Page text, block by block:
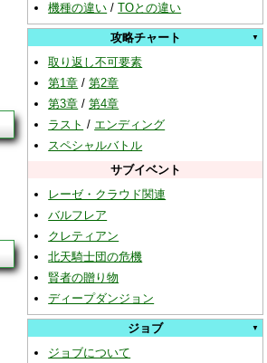
機種の違い /TOとの違い
攻略チャート
取り返し不可要素
第1章 /第2章
第3章 /第4章
ラスト / エンディング
スペシャルバトル
サブイベント
レーゼ・クラウド関連
バルフレア
クレティアン
北天騎士団の危機
賢者の贈り物
ディープダンジョン
ジョブ
ジョブについて